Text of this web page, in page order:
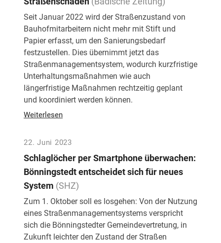
Seit Januar 2022 wird der Straßenzustand von
Bauhofmitarbeitern nicht mehr mit Stift und
Papier erfasst, um den Sanierungsbedarf
festzustellen. Dies übernimmt jetzt das
Straßenmanagementsystem, wodurch kurzfristige
Unterhaltungsmaßnahmen wie auch
längerfristige Maßnahmen rechtzeitig geplant
und koordiniert werden können.
Weiterlesen
22. Juni 2023
Schlaglöcher per Smartphone überwachen:
Bönningstedt entscheidet sich für neues
System (SHZ)
Zum 1. Oktober soll es losgehen: Von der Nutzung
eines Straßenmanagementsystems verspricht
sich die Bönningstedter Gemeindevertretung, in
Zukunft leichter den Zustand der Straßen